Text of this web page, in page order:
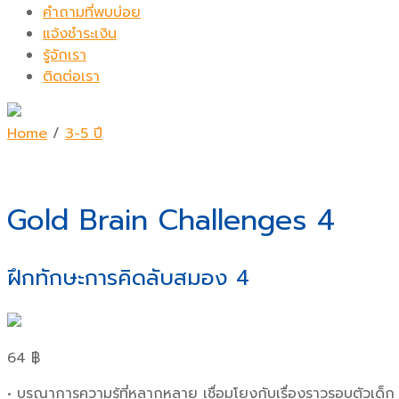
คำถามที่พบบ่อย
แจ้งชำระเงิน
รู้จักเรา
ติดต่อเรา
Home / 3-5 ปี
Gold Brain Challenges 4
ฝึกทักษะการคิดลับสมอง 4
64 ฿
• บูรณาการความรู้ที่หลากหลาย เชื่อมโยงกับเรื่องราวรอบตัวเด็